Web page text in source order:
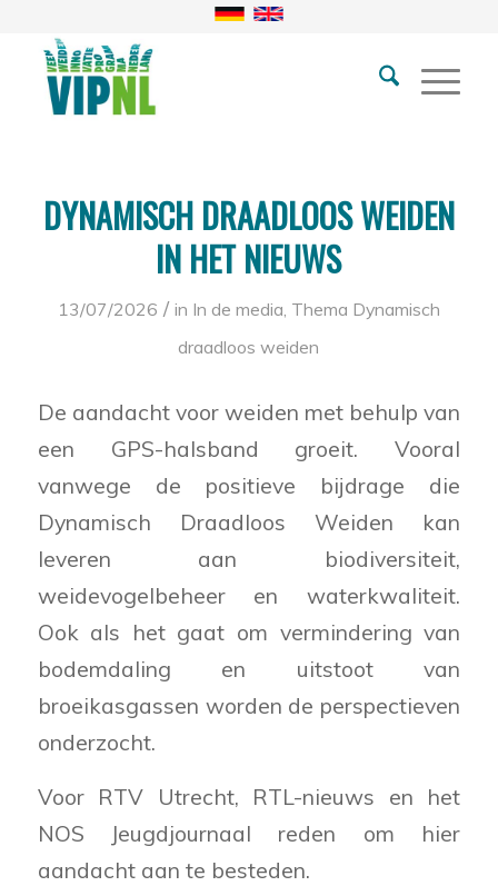
DYNAMISCH DRAADLOOS WEIDEN
IN HET NIEUWS
13/07/2026 / in In de media, Thema Dynamisch
draadloos weiden
De aandacht voor weiden met behulp van
een GPS-halsband groeit. Vooral
vanwege de positieve bijdrage die
Dynamisch Draadloos Weiden kan
leveren aan biodiversiteit,
weidevogelbeheer en waterkwaliteit.
Ook als het gaat om vermindering van
bodemdaling en uitstoot van
broeikasgassen worden de perspectieven
onderzocht.
Voor RTV Utrecht, RTL-nieuws en het
NOS Jeugdjournaal reden om hier
aandacht aan te besteden.